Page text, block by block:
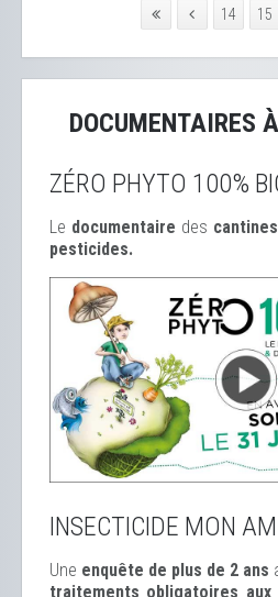
14 15
DOCUMENTAIRES
ZÉRO PHYTO 100%
Le documentaire des
pesticides.
INSECTICIDE MON
Une enquête de plus de 2 ans
traitements obligatoires aux